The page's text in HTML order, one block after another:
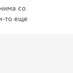
со
то еще